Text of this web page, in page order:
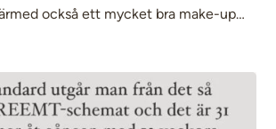
också ett mycket bra make-up